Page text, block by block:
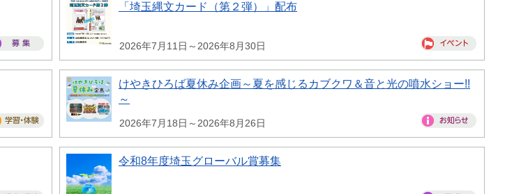
「埼玉縄文カード（第２弾）」配布
2026年7月11日～2026年8月30日
けやきひろば夏休み企画～夏を感じるカブクワ＆音と光の噴水ショー!!
～
2026年7月18日～2026年8月26日
令和8年度埼玉グローバル賞募集